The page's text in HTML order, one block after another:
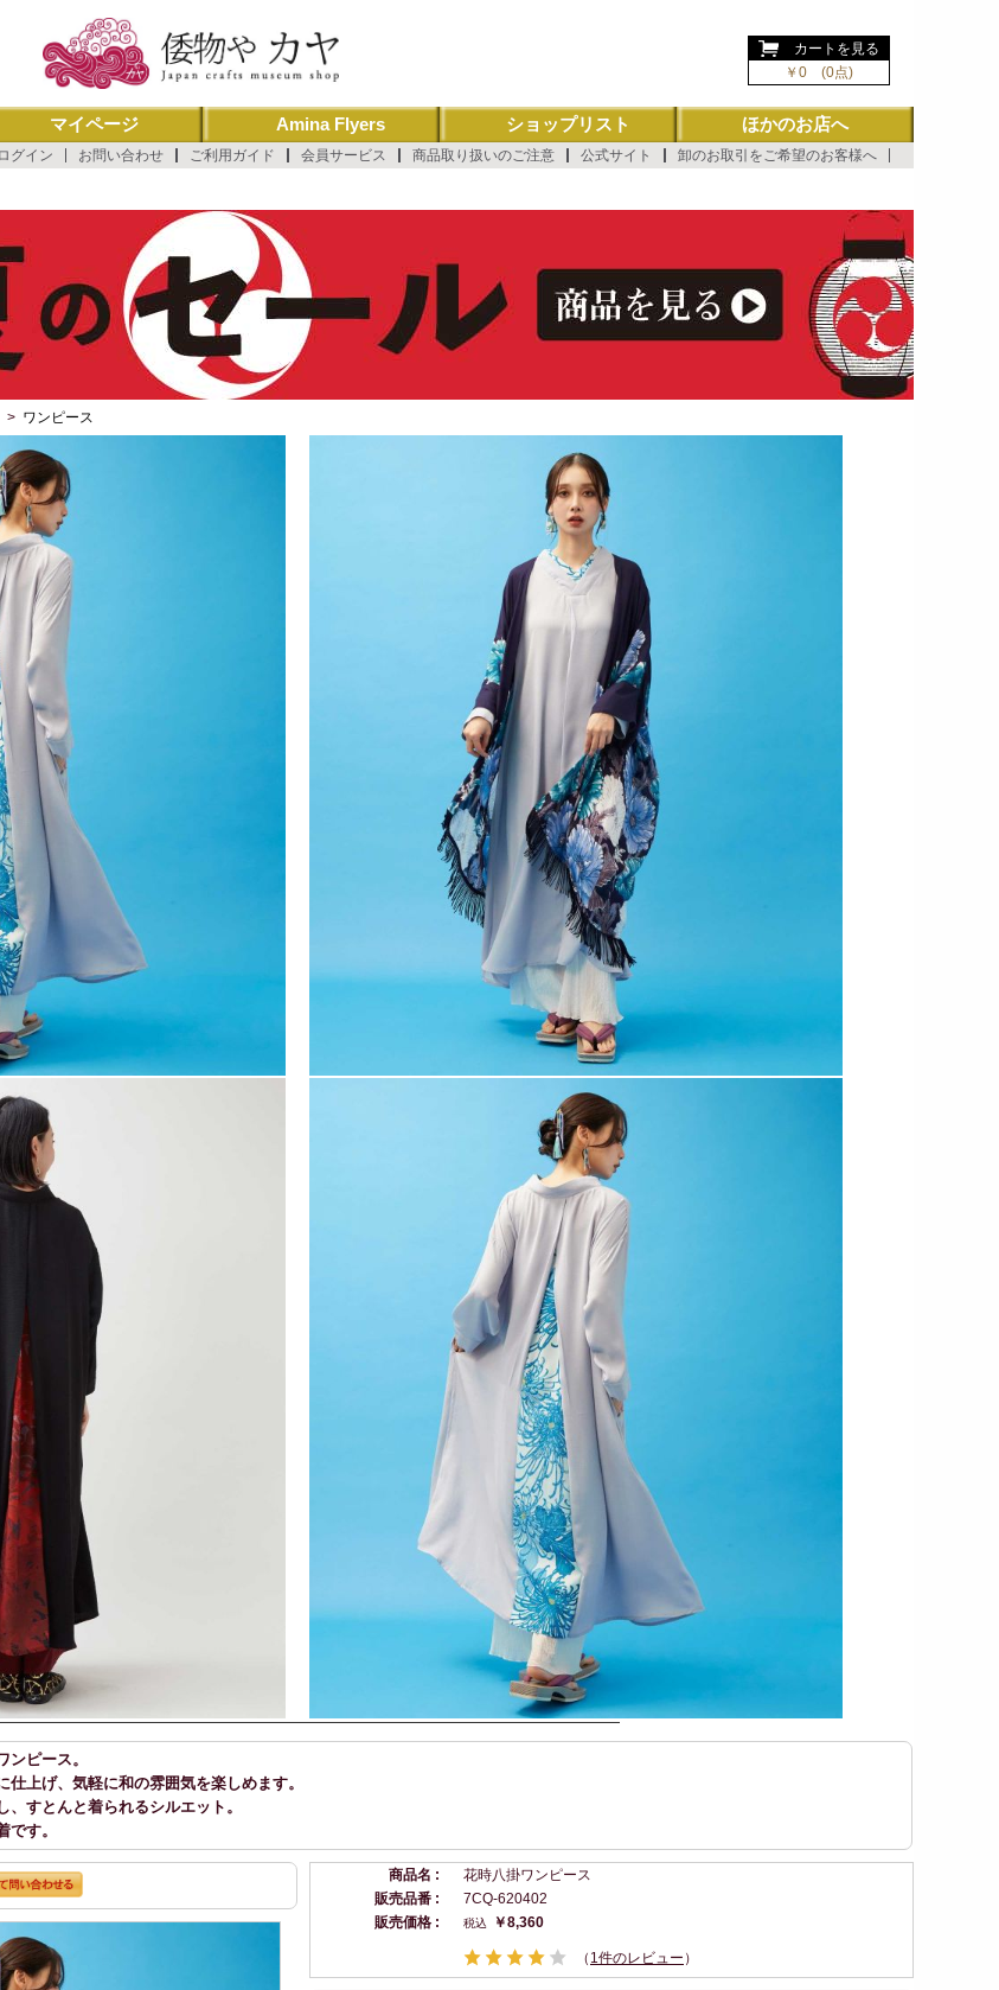
カートを見る
￥0 (0点)
マイページ Amina Flyers ショップリスト ほかのお店へ
卸のお取引をご希望のお客様へ
公式サイト
商品取り扱いのご注意
会員サービス
ご利用ガイド
お問い合わせ
ログイン
> ワンピース
ピース。
上げ、気軽に和の雰囲気を楽しめます。
すとんと着られるシルエット。
です。
商品名 :
花時八掛ワンピース
販売品番 :
7CQ-620402
販売価格 :
￥8,360
（ 1件のレビュー ）